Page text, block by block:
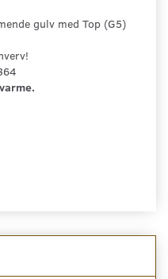
gulv med Top (G5)